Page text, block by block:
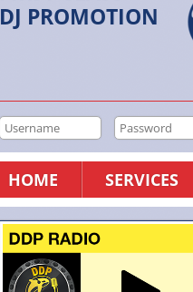
DJ PROMOTION
HOME SERVICES